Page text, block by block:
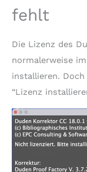
fehlt
Die Lizenz des
normalerweise im
installieren.
“Lizenz